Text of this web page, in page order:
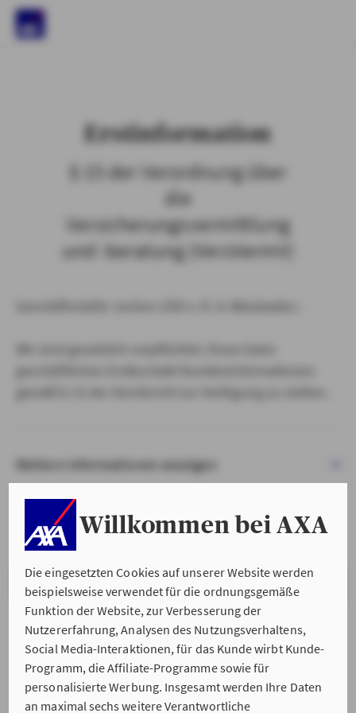
Willkommen bei AXA
Die eingesetzten Cookies auf unserer Website werden
beispielsweise verwendet für die ordnungsgemäße
Funktion der Website, zur Verbesserung der
Nutzererfahrung, Analysen des Nutzungsverhaltens,
Social Media-Interaktionen, für das Kunde wirbt Kunde-
Programm, die Affiliate-Programme sowie für
personalisierte Werbung. Insgesamt werden Ihre Daten
an maximal sechs weitere Verantwortliche
Erstinformation
§ 15 der Verordnung über
die
Versicherungsvermittlung
und -beratung (VersVermV)
Weitere Informationen anzeigen
VERSTANDEN & WEITER